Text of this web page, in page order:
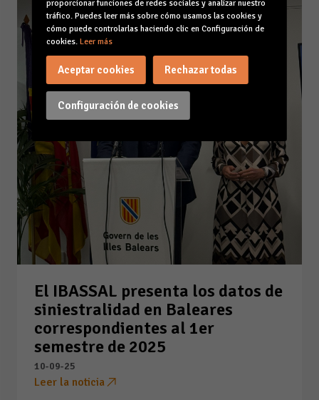
El IBASSAL presenta los datos de
siniestralidad en Baleares
correspondientes al 1er
semestre de 2025
10-09-25
Leer la noticia
proporcionar funciones de redes sociales y analizar nuestro
tráfico. Puedes leer más sobre cómo usamos las cookies y
cómo puede controlarlas haciendo clic en Configuración de
cookies. Leer más
Configuración de cookies
Aceptar cookies Rechazar todas